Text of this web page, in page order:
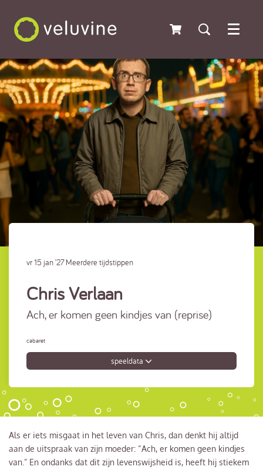
Menu
Chris Verlaan
Ach, er komen geen kindjes van (reprise)
vr 15 jan ’27Meerdere tijdstippen
cabaret
speeldata
Als er iets misgaat in het leven van Chris, dan denkt hij altijd
aan de uitspraak van zijn moeder: “Ach, er komen geen kindjes
van.” En ondanks dat dit zijn levenswijsheid is, heeft hij stiekem